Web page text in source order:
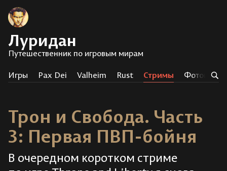
Луридан
Путешественник по игровым мирам
Игры Pax Dei Valheim Rust Стримы
Трон и Свобода. Часть
3: Первая ПВП-бойня
В очередном коротком стриме